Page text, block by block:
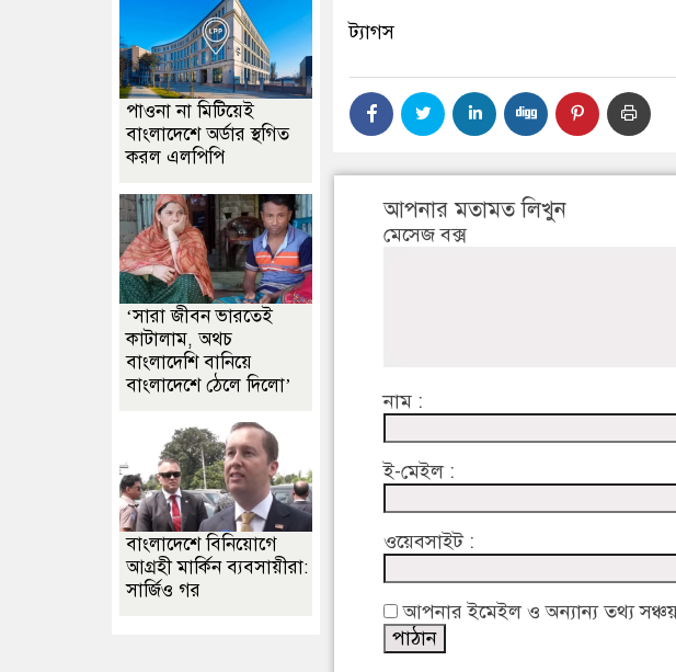
ট্যাগস
আপনার মতামত লিখুন
মেসেজ বক্স
নাম :
ই-মেইল :
ওয়েবসাইট :
আপনার ইমেইল ও অন্যান্য তথ্য
পাওনা না মিটিয়েই
বাংলাদেশে অর্ডার স্থগিত
করল এলপিপি
‘সারা জীবন ভারতেই
কাটালাম, অথচ
বাংলাদেশি বানিয়ে
বাংলাদেশে ঠেলে দিলো’
বাংলাদেশে বিনিয়োগে
আগ্রহী মার্কিন ব্যবসায়ীরা:
সার্জিও গর